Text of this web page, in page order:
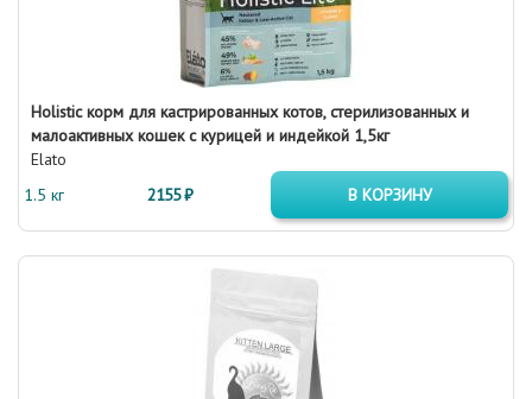
Holistic корм для кастрированных котов, стерилизованных и
малоактивных кошек с курицей и индейкой 1,5кг
Elato
1.5 кг
2155 ₽ В КОРЗИНУ